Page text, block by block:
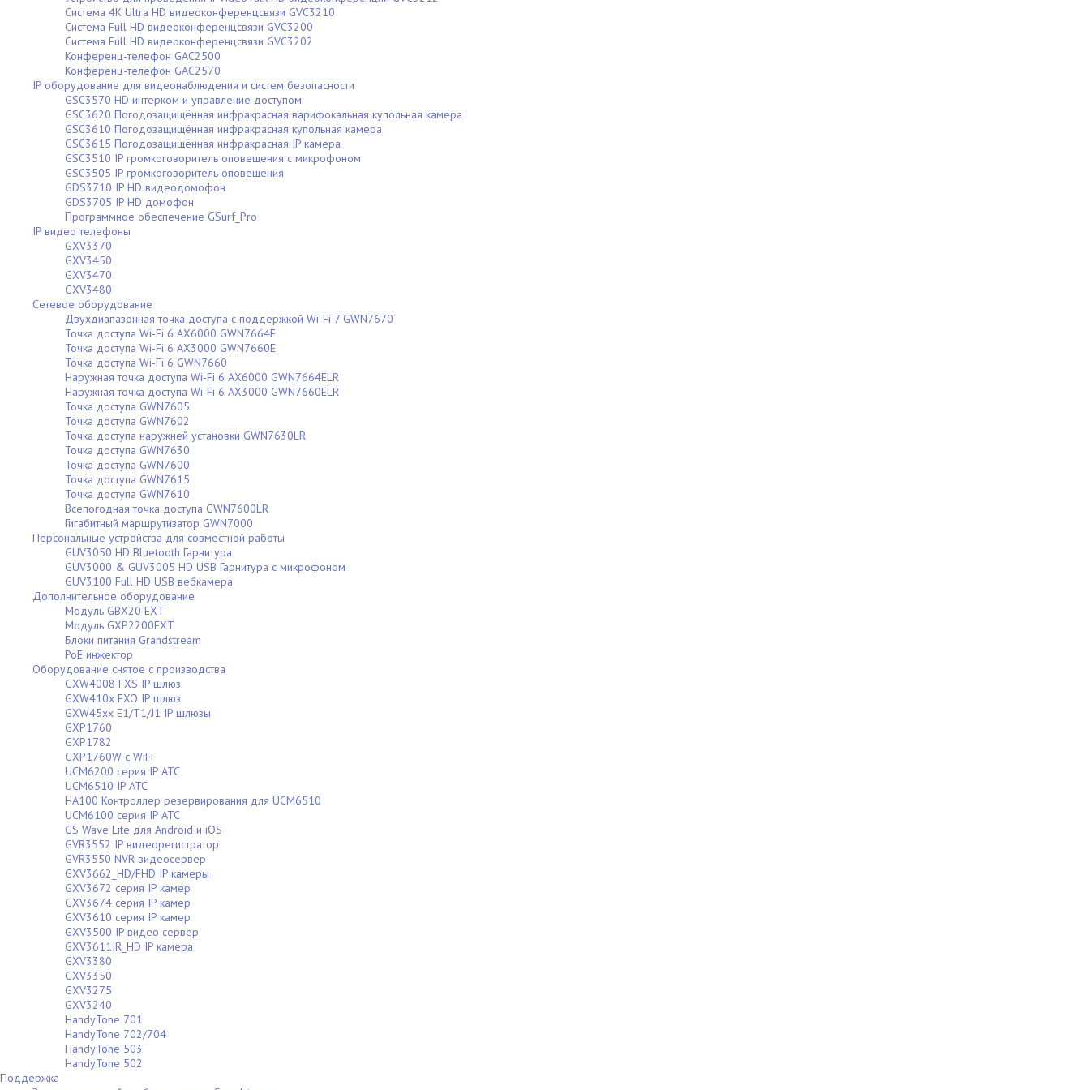
Система 4K Ultra HD видеоконференцсвязи GVC3210
Система Full HD видеоконференцсвязи GVC3200
Система Full HD видеоконференцсвязи GVC3202
Конференц-телефон GAC2500
Конференц-телефон GAC2570
IP оборудование для видеонаблюдения и систем безопасности
GSC3570 HD интерком и управление доступом
GSC3620 Погодозащищённая инфракрасная варифокальная купольная камера
GSC3610 Погодозащищённая инфракрасная купольная камера
GSC3615 Погодозащищённая инфракрасная IP камера
GSC3510 IP громкоговоритель оповещения с микрофоном
GSC3505 IP громкоговоритель оповещения
GDS3710 IP HD видеодомофон
GDS3705 IP HD домофон
Программное обеспечение GSurf_Pro
IP видео телефоны
GXV3370
GXV3450
GXV3470
GXV3480
Сетевое оборудование
Двухдиапазонная точка доступа с поддержкой Wi-Fi 7 GWN7670
Точка доступа Wi-Fi 6 AX6000 GWN7664E
Точка доступа Wi-Fi 6 AX3000 GWN7660E
Точка доступа Wi-Fi 6 GWN7660
Наружная точка доступа Wi-Fi 6 AX6000 GWN7664ELR
Наружная точка доступа Wi-Fi 6 AX3000 GWN7660ELR
Точка доступа GWN7605
Точка доступа GWN7602
Точка доступа наружней установки GWN7630LR
Точка доступа GWN7630
Точка доступа GWN7600
Точка доступа GWN7615
Точка доступа GWN7610
Всепогодная точка доступа GWN7600LR
Гигабитный маршрутизатор GWN7000
Персональные устройства для совместной работы
GUV3050 HD Bluetooth Гарнитура
GUV3000 & GUV3005 HD USB Гарнитура с микрофоном
GUV3100 Full HD USB вебкамера
Дополнительное оборудование
Модуль GBX20 EXT
Модуль GXP2200EXT
Блоки питания Grandstream
PoE инжектор
Оборудование снятое с производства
GXW4008 FXS IP шлюз
GXW410x FXO IP шлюз
GXW45xx E1/T1/J1 IP шлюзы
GXP1760
GXP1782
GXP1760W c WiFi
UCM6200 серия IP АТС
UCM6510 IP АТС
HA100 Контроллер резервирования для UCM6510
UCM6100 серия IP АТС
GS Wave Lite для Android и iOS
GVR3552 IP видеорегистратор
GVR3550 NVR видеосервер
GXV3662_HD/FHD IP камеры
GXV3672 серия IP камер
GXV3674 серия IP камер
GXV3610 серия IP камер
GXV3500 IP видео сервер
GXV3611IR_HD IP камера
GXV3380
GXV3350
GXV3275
GXV3240
HandyTone 701
HandyTone 702/704
HandyTone 503
HandyTone 502
Поддержка